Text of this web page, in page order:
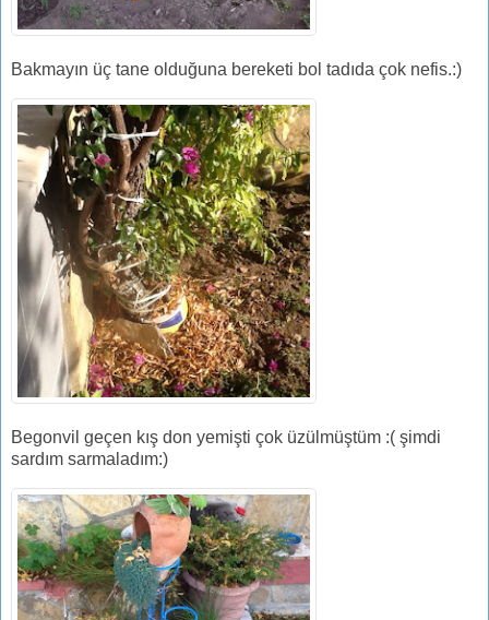
Bakmayın üç tane olduğuna bereketi bol tadıda çok nefis.:)
Begonvil geçen kış don yemişti çok üzülmüştüm :( şimdi
sardım sarmaladım:)